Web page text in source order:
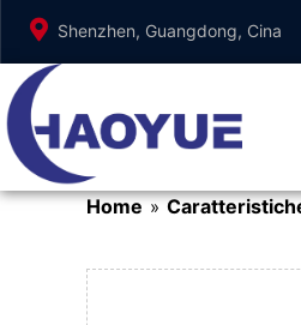
contenuto
Shenzhen, Guangdong, Cina
Home »